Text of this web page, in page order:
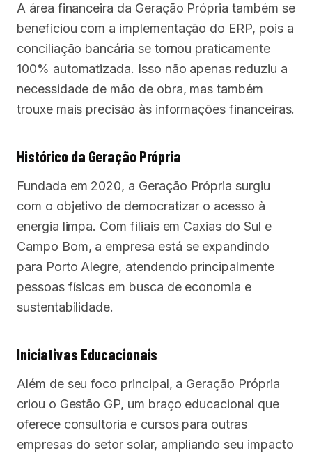
A área financeira da Geração Própria também se
beneficiou com a implementação do ERP, pois a
conciliação bancária se tornou praticamente
100% automatizada. Isso não apenas reduziu a
necessidade de mão de obra, mas também
trouxe mais precisão às informações financeiras.
Histórico da Geração Própria
Fundada em 2020, a Geração Própria surgiu
com o objetivo de democratizar o acesso à
energia limpa. Com filiais em Caxias do Sul e
Campo Bom, a empresa está se expandindo
para Porto Alegre, atendendo principalmente
pessoas físicas em busca de economia e
sustentabilidade.
Iniciativas Educacionais
Além de seu foco principal, a Geração Própria
criou o Gestão GP, um braço educacional que
oferece consultoria e cursos para outras
empresas do setor solar, ampliando seu impacto